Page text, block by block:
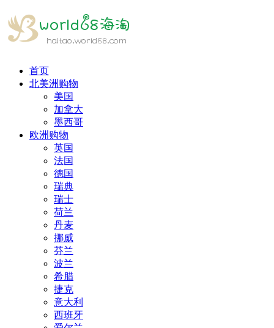
首页
北美洲购物
美国
加拿大
墨西哥
欧洲购物
英国
法国
德国
瑞典
瑞士
荷兰
丹麦
挪威
芬兰
波兰
希腊
捷克
意大利
西班牙